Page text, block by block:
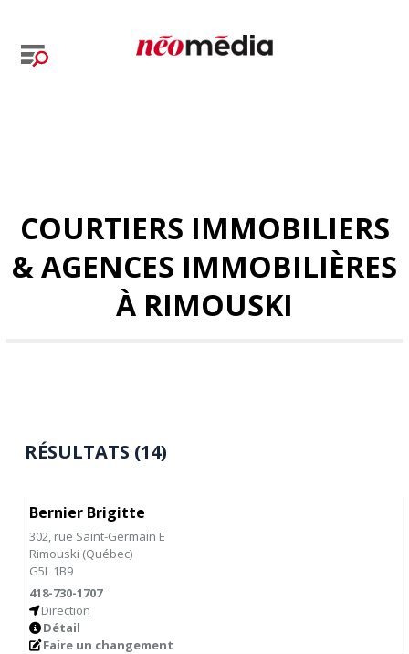
COURTIERS IMMOBILIERS
& AGENCES IMMOBILIÈRES
À RIMOUSKI
RÉSULTATS (14)
Bernier Brigitte
302, rue Saint-Germain E
Rimouski (Québec)
G5L 1B9
418-730-1707
Direction
Détail
Faire un changement